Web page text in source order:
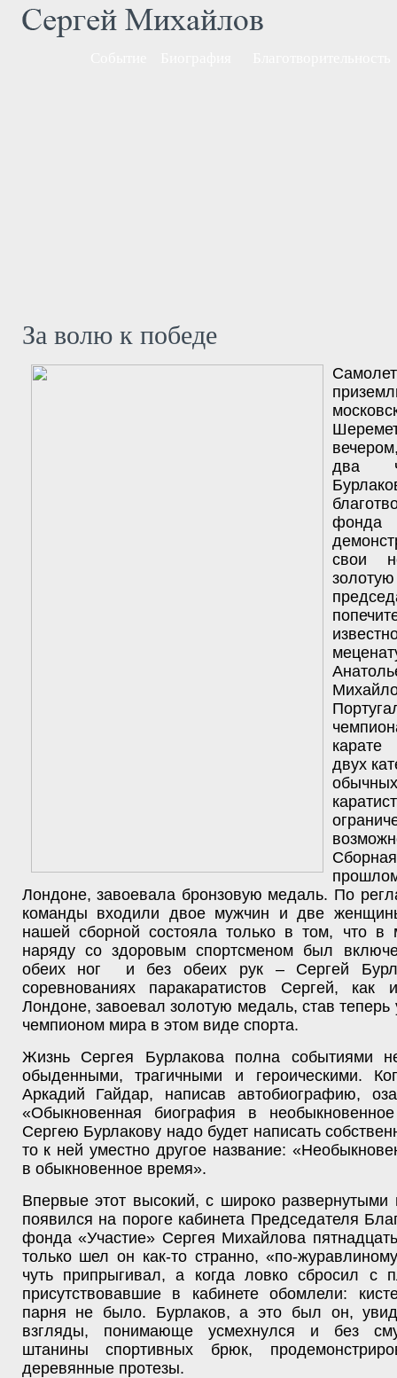
За волю к победе
два
свои
двух
Лондоне, завоевала бронзовую медаль. По
команды входили двое мужчин и две
нашей сборной состояла только в том, что в
наряду со здоровым спортсменом был
обеих ног и без обеих рук – Сергей
соревнованиях паракаратистов Сергей,
Лондоне, завоевал золотую медаль, став
чемпионом мира в этом виде спорта.
Жизнь Сергея Бурлакова полна событиями
обыденными, трагичными и героическими.
Аркадий Гайдар, написав автобиографию,
«Обыкновенная биография в
Сергею Бурлакову надо будет написать
то к ней уместно другое название:
в обыкновенное время».
Впервые этот высокий, с широко развернутыми
появился на пороге кабинета Председателя
фонда «Участие» Сергея Михайлова
только шел он как-то странно, «по-
чуть припрыгивал, а когда ловко сбросил с
присутствовавшие в кабинете обомлели:
парня не было. Бурлаков, а это был он,
взгляды, понимающе усмехнулся и без
штанины спортивных брюк,
деревянные протезы.